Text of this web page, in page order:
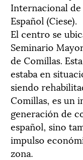
Internacional
Español (Ciese).
El centro se
Seminario
de Comillas.
estaba en
siendo
Comillas, es un
generación de
español, sino
impulso
zona.